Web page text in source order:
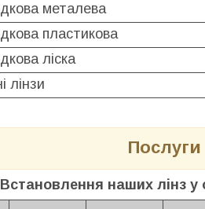
металева
пластикова
ліска
лінзи
Послуги
Встановлення наших лінз у